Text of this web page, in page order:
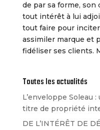
de par sa forme, son
tout intérêt à lui
tout faire pour
assimiler marque et
fidéliser ses clients.
Toutes les actualités
L’enveloppe Soleau
titre de propriété
DE L’INTÉRÊT DE